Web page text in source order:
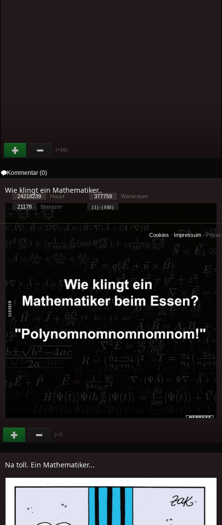
(+26)
Kommentar (0)
Wie klingt ein Mathematiker..
(+7)
Na toll. Ein Mathematiker...
24218239 Haupt 377759
Warteraum
21178
Benutzer [ 1 ] - ( 0.63 )
Cookies - Impressum -